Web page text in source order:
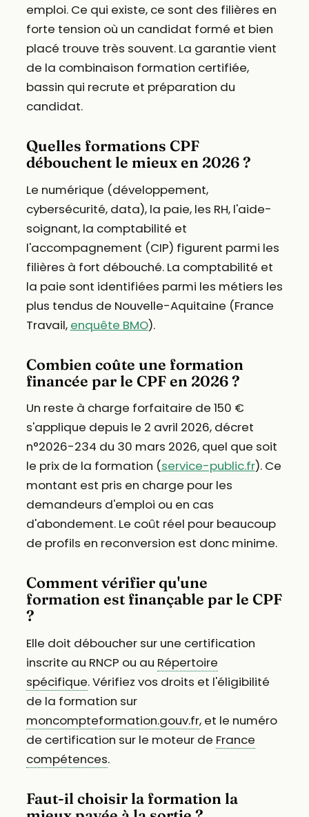
emploi. Ce qui existe, ce sont des filières en
forte tension où un candidat formé et bien
placé trouve très souvent. La garantie vient
de la combinaison formation certifiée,
bassin qui recrute et préparation du
candidat.
Quelles formations CPF
débouchent le mieux en 2026 ?
Le numérique (développement,
cybersécurité, data), la paie, les RH, l'aide-
soignant, la comptabilité et
l'accompagnement (CIP) figurent parmi les
filières à fort débouché. La comptabilité et
la paie sont identifiées parmi les métiers les
plus tendus de Nouvelle-Aquitaine (France
Travail, enquête BMO).
Combien coûte une formation
financée par le CPF en 2026 ?
Un reste à charge forfaitaire de 150 €
s'applique depuis le 2 avril 2026, décret
n°2026-234 du 30 mars 2026, quel que soit
le prix de la formation (service-public.fr). Ce
montant est pris en charge pour les
demandeurs d'emploi ou en cas
d'abondement. Le coût réel pour beaucoup
de profils en reconversion est donc minime.
Comment vérifier qu'une
formation est finançable par le CPF
?
Elle doit déboucher sur une certification
inscrite au RNCP ou au Répertoire
spécifique. Vérifiez vos droits et l'éligibilité
de la formation sur
moncompteformation.gouv.fr, et le numéro
de certification sur le moteur de France
compétences.
Faut-il choisir la formation la